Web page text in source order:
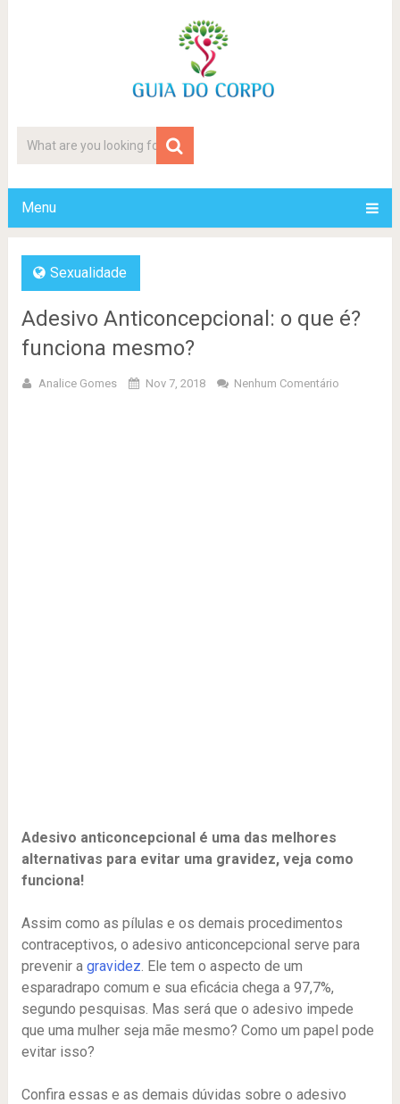
Menu
Sexualidade
Adesivo Anticoncepcional: o que é?
funciona mesmo?
Analice Gomes Nov 7, 2018 Nenhum Comentário
Adesivo anticoncepcional é uma das melhores
alternativas para evitar uma gravidez, veja como
funciona!
Assim como as pílulas e os demais procedimentos
contraceptivos, o adesivo anticoncepcional serve para
prevenir a gravidez. Ele tem o aspecto de um
esparadrapo comum e sua eficácia chega a 97,7%,
segundo pesquisas. Mas será que o adesivo impede
que uma mulher seja mãe mesmo? Como um papel pode
evitar isso?
Confira essas e as demais dúvidas sobre o adesivo